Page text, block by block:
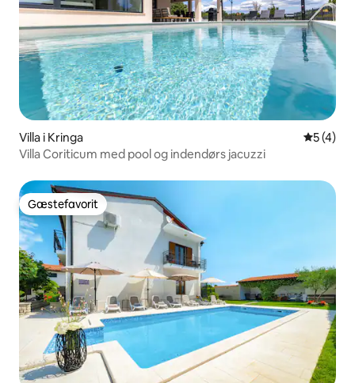
Villa i Kringa 5 ud af 5
5 (4)
Villa Coriticum med pool og indendørs jacuzzi
Gæstefavorit
Gæstefavorit